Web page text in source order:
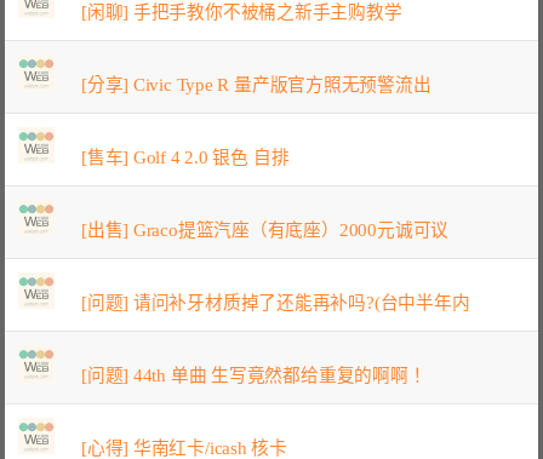
[闲聊] 手把手教你不被桶之新手主购教学
[分享] Civic Type R 量产版官方照无预警流出
[售车] Golf 4 2.0 银色 自排
[出售] Graco提篮汽座（有底座）2000元诚可议
[问题] 请问补牙材质掉了还能再补吗?(台中半年内
[问题] 44th 单曲 生写竟然都给重复的啊啊！
[心得] 华南红卡/icash 核卡